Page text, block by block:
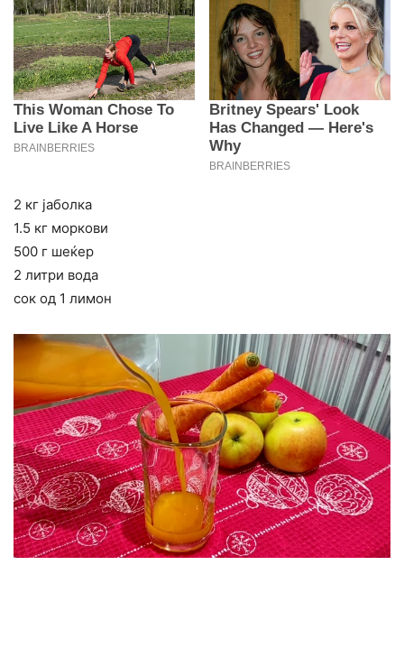
2 кг јаболка
1.5 кг моркови
500 г шеќер
2 литри вода
сок од 1 лимон